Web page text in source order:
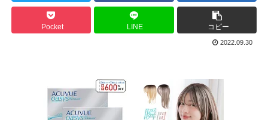
Pocket LINE コピー
2022.09.30